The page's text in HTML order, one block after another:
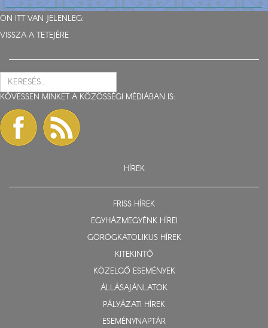
ÖN ITT VAN JELENLEG:
VISSZA A TETEJÉRE
KÖVESSEN MINKET A KÖZÖSSÉGI MÉDIÁBAN IS:
HÍREK
FRISS HÍREK
EGYHÁZMEGYÉNK HÍREI
GÖRÖGKATOLIKUS HÍREK
KITEKINTŐ
KÖZELGŐ ESEMÉNYEK
ÁLLÁSAJÁNLATOK
PÁLYÁZATI HÍREK
ESEMÉNYNAPTÁR